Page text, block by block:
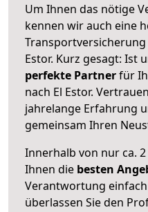
Um Ihnen das nötige
kennen wir auch eine
Estor. Kurz gesagt: Ist
perfekte Partnerfür
nach El Estor.
jahrelange Erfahrung
gemeinsam Ihren
Innerhalb von nur ca.
Ihnen die besten
Verantwortung
überlassen Sie den